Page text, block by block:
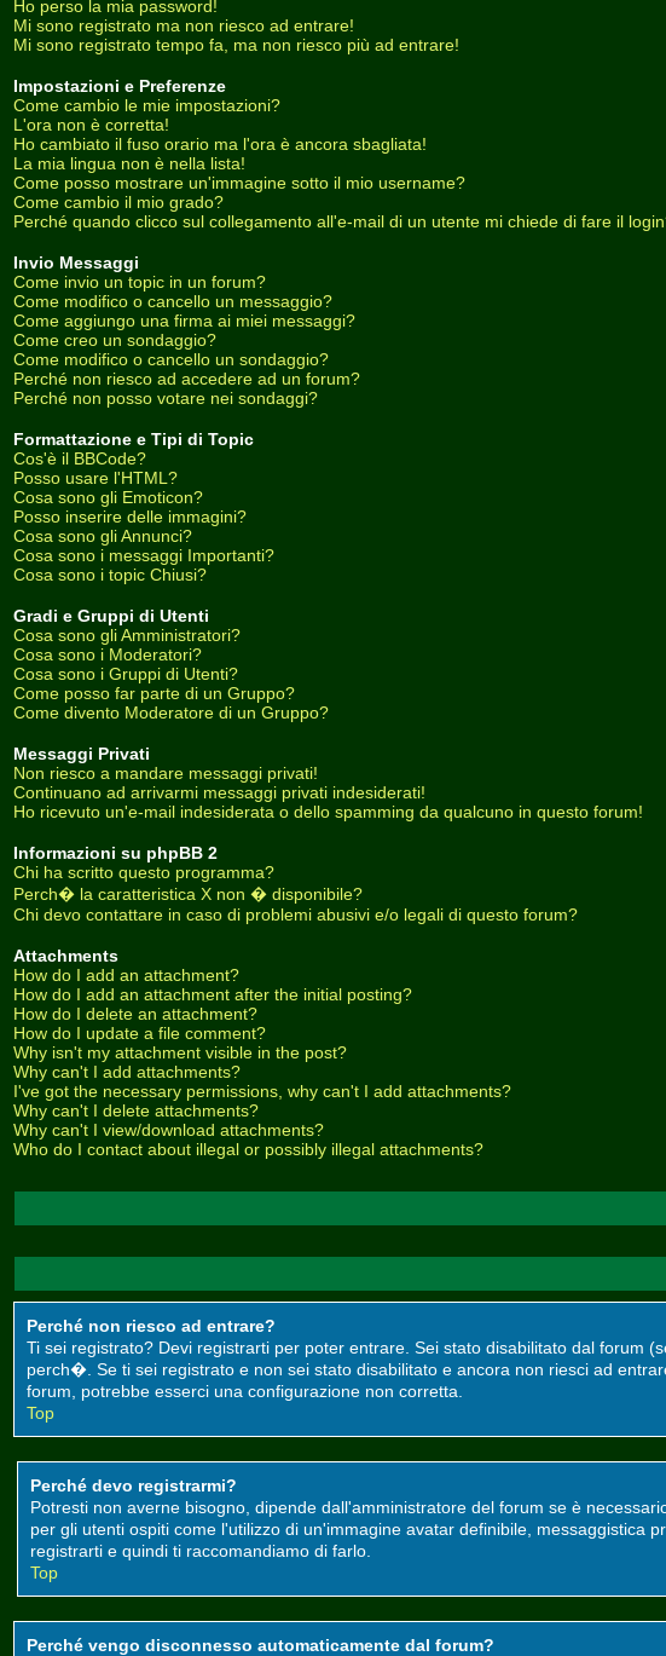
Ho perso la mia password!
Mi sono registrato ma non riesco ad entrare!
Mi sono registrato tempo fa, ma non riesco più ad entrare!
Impostazioni e Preferenze
Come cambio le mie impostazioni?
L'ora non è corretta!
Ho cambiato il fuso orario ma l'ora è ancora sbagliata!
La mia lingua non è nella lista!
Come posso mostrare un'immagine sotto il mio username?
Come cambio il mio grado?
Perché quando clicco sul collegamento all'e-mail di un utente mi chiede di fare il
Invio Messaggi
Come invio un topic in un forum?
Come modifico o cancello un messaggio?
Come aggiungo una firma ai miei messaggi?
Come creo un sondaggio?
Come modifico o cancello un sondaggio?
Perché non riesco ad accedere ad un forum?
Perché non posso votare nei sondaggi?
Formattazione e Tipi di Topic
Cos'è il BBCode?
Posso usare l'HTML?
Cosa sono gli Emoticon?
Posso inserire delle immagini?
Cosa sono gli Annunci?
Cosa sono i messaggi Importanti?
Cosa sono i topic Chiusi?
Gradi e Gruppi di Utenti
Cosa sono gli Amministratori?
Cosa sono i Moderatori?
Cosa sono i Gruppi di Utenti?
Come posso far parte di un Gruppo?
Come divento Moderatore di un Gruppo?
Messaggi Privati
Non riesco a mandare messaggi privati!
Continuano ad arrivarmi messaggi privati indesiderati!
Ho ricevuto un'e-mail indesiderata o dello spamming da qualcuno in questo forum!
Informazioni su phpBB 2
Chi ha scritto questo programma?
Perch� la caratteristica X non � disponibile?
Chi devo contattare in caso di problemi abusivi e/o legali di questo forum?
Attachments
How do I add an attachment?
How do I add an attachment after the initial posting?
How do I delete an attachment?
How do I update a file comment?
Why isn't my attachment visible in the post?
Why can't I add attachments?
I've got the necessary permissions, why can't I add attachments?
Why can't I delete attachments?
Why can't I view/download attachments?
Who do I contact about illegal or possibly illegal attachments?
Perché non riesco ad entrare?
Ti sei registrato? Devi registrarti per poter entrare. Sei stato disabilitato dal forum
perch�. Se ti sei registrato e non sei stato disabilitato e ancora non riesci ad
forum, potrebbe esserci una configurazione non corretta.
Top
Perché devo registrarmi?
Potresti non averne bisogno, dipende dall'amministratore del forum se è
per gli utenti ospiti come l'utilizzo di un'immagine avatar definibile, messaggistica
registrarti e quindi ti raccomandiamo di farlo.
Top
Perché vengo disconnesso automaticamente dal forum?